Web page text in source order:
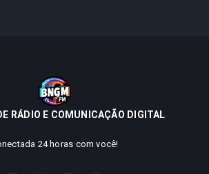
RÁDIO E COMUNICAÇÃO DIGITAL
24 horas com você!